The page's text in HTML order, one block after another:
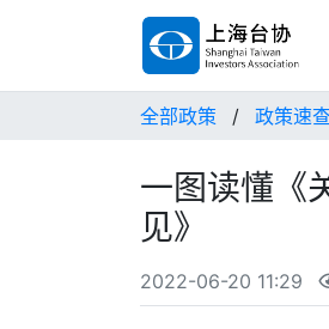
全部政策 / 政策速
一图读懂《
见》
2022-06-20 11:29